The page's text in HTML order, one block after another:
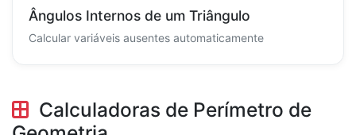
Ângulos Internos de um Triângulo
Calcular variáveis ausentes automaticamente
Calculadoras de Perímetro de